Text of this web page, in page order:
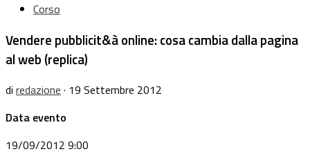
Corso
Vendere pubblicit&à online: cosa cambia dalla pagina
al web (replica)
di redazione · 19 Settembre 2012
Data evento
19/09/2012 9:00